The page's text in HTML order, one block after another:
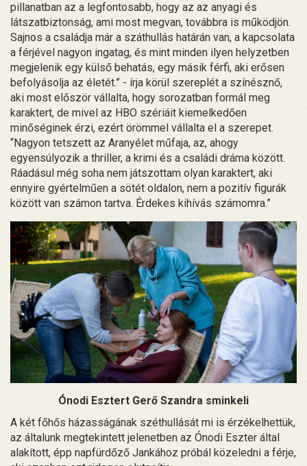
pillanatban az a legfontosabb, hogy az az anyagi és
látszatbiztonság, ami most megvan, továbbra is működjön.
Sajnos a családja már a száthullás határán van, a kapcsolata
a férjével nagyon ingatag, és mint minden ilyen helyzetben
megjelenik egy külső behatás, egy másik férfi, aki erősen
befolyásolja az életét.” - írja körül szereplét a színésznő,
aki most először vállalta, hogy sorozatban formál meg
karaktert, de mivel az HBO szériáit kiemelkedően
minőséginek érzi, ezért örömmel vállalta el a szerepet.
“Nagyon tetszett az Aranyélet műfaja, az, ahogy
egyensúlyozik a thriller, a krimi és a családi dráma között.
Ráadásul még soha nem játszottam olyan karaktert, aki
ennyire gyértelműen a sötét oldalon, nem a pozitív figurák
között van számon tartva. Érdekes kihívás számomra.”
Ónodi Esztert Gerő Szandra sminkeli
A két főhős házasságának széthullását mi is érzékelhettük,
az általunk megtekintett jelenetben az Ónodi Eszter által
alakított, épp napfürdőző Jankához próbál közeledni a férje,